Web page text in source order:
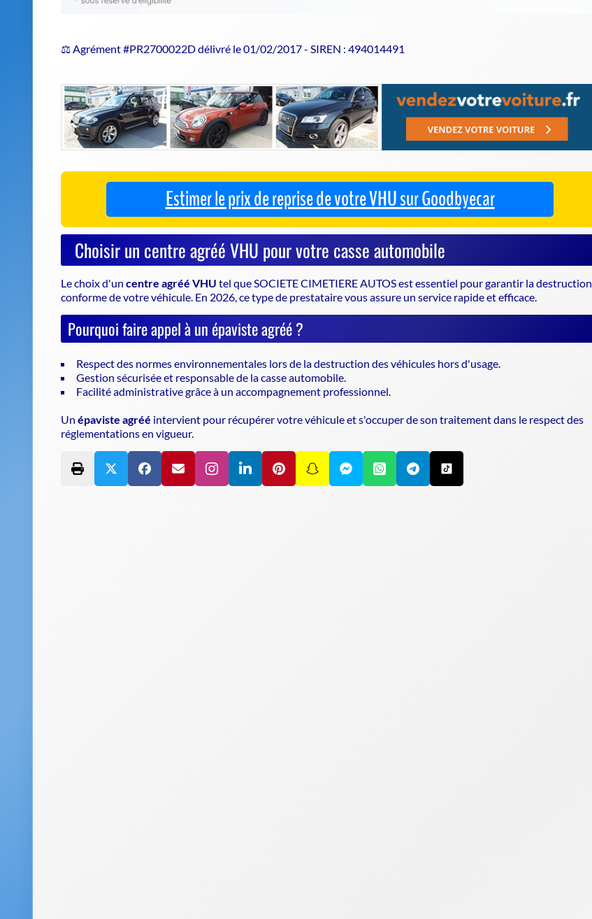
⚖️ Agrément #PR2700022D délivré le 01/02/2017 - SIREN : 494014491
Estimer le prix de reprise de votre VHU sur Goodbyecar
Choisir un centre agréé VHU pour votre casse automobile
Le choix d'un centre agréé VHU tel que SOCIETE CIMETIERE AUTOS est essentiel pour garantir la destruction
conforme de votre véhicule. En 2026, ce type de prestataire vous assure un service rapide et efficace.
Pourquoi faire appel à un épaviste agréé ?
Respect des normes environnementales lors de la destruction des véhicules hors d'usage.
Gestion sécurisée et responsable de la casse automobile.
Facilité administrative grâce à un accompagnement professionnel.
Un épaviste agréé intervient pour récupérer votre véhicule et s'occuper de son traitement dans le respect des
réglementations en vigueur.